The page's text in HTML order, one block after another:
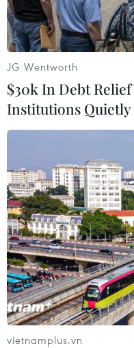
Khán giả tràn
địch cùng U23
Rất đông khán giả có
Techo bất chấp quy
xuống sân ăn mừng
chức vô địch U23
JG Wentworth
$30k In Debt
Institutions Quietly
vietnamplus.vn